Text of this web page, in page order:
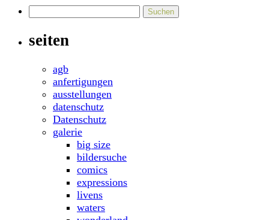
Suchen
seiten
agb
anfertigungen
ausstellungen
datenschutz
Datenschutz
galerie
big size
bildersuche
comics
expressions
livens
waters